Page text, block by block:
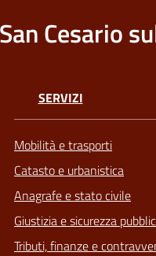
Cesario
SERVIZI
Mobilità e trasporti
Catasto e urbanistica
Anagrafe e stato civile
Giustizia e sicurezza
Tributi, finanze e